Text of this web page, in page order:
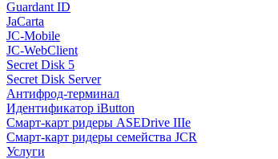
Guardant ID
JaCarta
JC-Mobile
JC-WebClient
Secret Disk 5
Secret Disk Server
Антифрод-терминал
Идентификатор iButton
Смарт-карт ридеры ASEDrive IIIe
Смарт-карт ридеры семейства JCR
Услуги